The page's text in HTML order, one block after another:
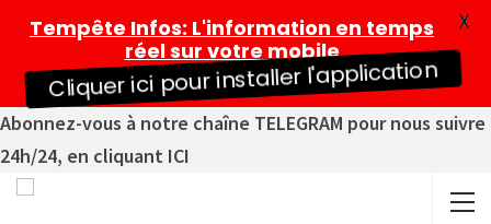
Abonnez-vous à notre chaîne TELEGRAM pour nous suivre
24h/24, en cliquant ICI
Tempête Infos: L'information en temps
réel sur votre mobile
Cliquer ici pour installer l'application
X